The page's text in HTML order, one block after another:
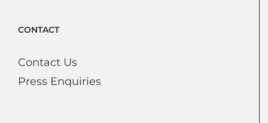
CONTACT
Contact Us
Press Enquiries